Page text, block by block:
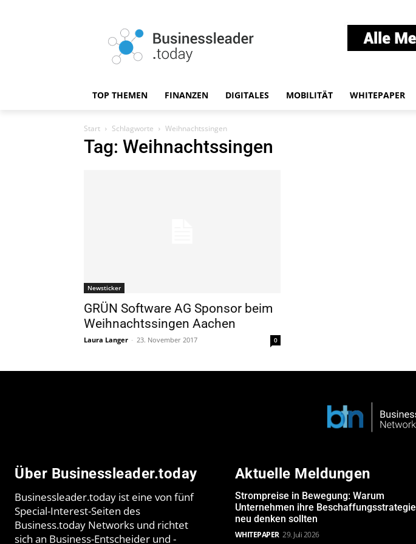
TOP THEMEN FINANZEN DIGITALES MOBILITÄT WHITEPAPER
Start Schlagworte Weihnachtssingen
Tag: Weihnachtssingen
Newsticker
GRÜN Software AG Sponsor beim
Weihnachtssingen Aachen
Laura Langer - 23. November 2017 0
Über Businessleader.today
Businessleader.today ist eine von fünf
Special-Interest-Seiten des
Business.today Networks und richtet
sich an Business-Entscheider und -
Aktuelle Meldungen
Strompreise in Bewegung: Warum
Unternehmen ihre Beschaffungsstrategie
neu denken sollten
WHITEPAPER 29. Juli 2026